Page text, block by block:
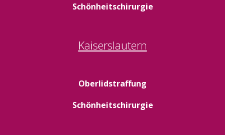
Schönheitschirurgie
Kaiserslautern
Oberlidstraffung
Schönheitschirurgie